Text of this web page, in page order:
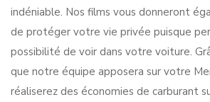
indéniable. Nos films vous donneront
de protéger votre vie privée puisque
possibilité de voir dans votre voiture.
que notre équipe apposera sur votre
réaliserez des économies de carburant